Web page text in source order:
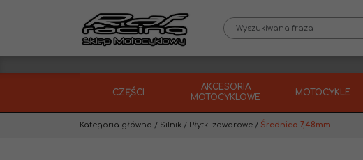
CZĘŚCI
AKCESORIA
MOTOCYKLOWE
MOTOCYKLE
Kategoria główna / Silnik / Płytki zaworowe / Średnica 7,48mm